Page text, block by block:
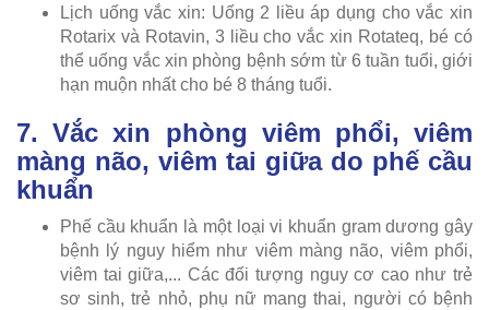
Lịch uống vắc xin: Uống 2 liều áp dụng cho vắc xin
Rotarix và Rotavin, 3 liều cho vắc xin Rotateq, bé có
thể uống vắc xin phòng bệnh sớm từ 6 tuần tuổi, giới
hạn muộn nhất cho bé 8 tháng tuổi.
7. Vắc xin phòng viêm phổi, viêm
màng não, viêm tai giữa do phế cầu
khuẩn
Phế cầu khuẩn là một loại vi khuẩn gram dương gây
bệnh lý nguy hiểm như viêm màng não, viêm phổi,
viêm tai giữa,... Các đối tượng nguy cơ cao như trẻ
sơ sinh, trẻ nhỏ, phụ nữ mang thai, người có bệnh